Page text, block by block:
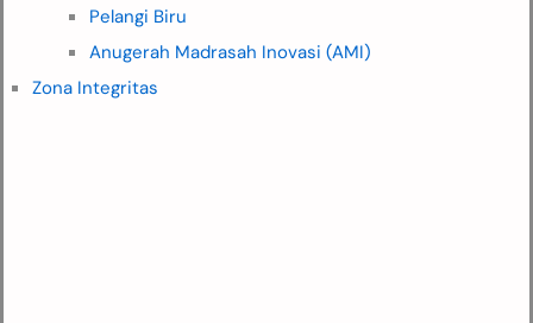
Pelangi Biru
Anugerah Madrasah Inovasi (AMI)
Zona Integritas